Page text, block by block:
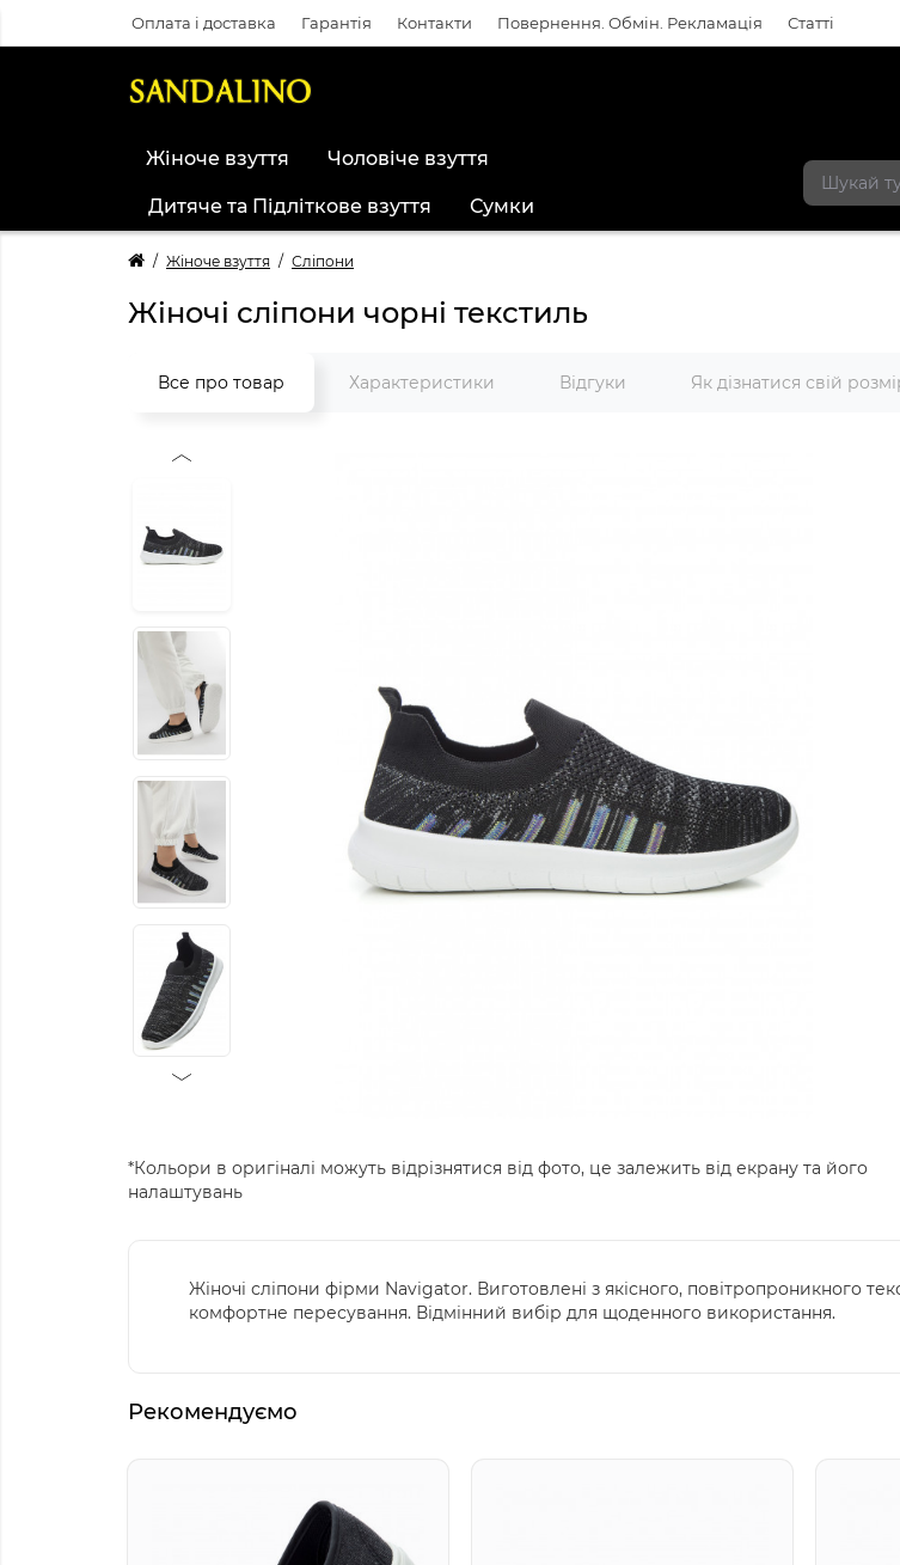
Оплата і доставка Гарантія Контакти Повернення. Обмін. Рекламація Статті
Жіноче взуття Чоловіче взуття
Дитяче та Підліткове взуття Сумки
Жіноче взуття Сліпони
Жіночі сліпони чорні текстиль
Все про товар Характеристики Відгуки Як дізнатися свій
*Кольори в оригіналі можуть відрізнятися від фото, це залежить від екрану та його
налаштувань
Жіночі сліпони фірми Navigator. Виготовлені з якісного, повітропроникного
комфортне пересування. Відмінний вибір для щоденного використання.
Рекомендуємо